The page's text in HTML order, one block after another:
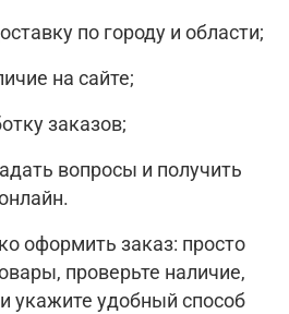
по городу и области;
на сайте;
заказов;
вопросы и получить
оформить заказ: просто
проверьте наличие,
укажите удобный способ